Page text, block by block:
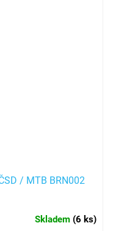
/ MTB BRN002
Skladem (6 ks)